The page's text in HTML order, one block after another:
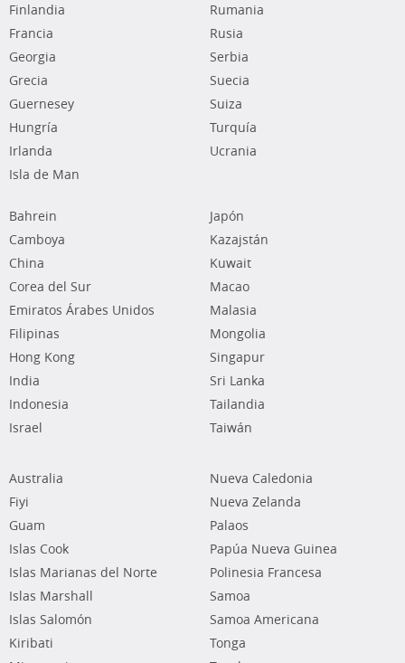
Finlandia
Francia
Georgia
Grecia
Guernesey
Hungría
Irlanda
Isla de Man
Rumania
Rusia
Serbia
Suecia
Suiza
Turquía
Ucrania
Bahrein
Camboya
China
Corea del Sur
Emiratos Árabes Unidos
Filipinas
Hong Kong
India
Indonesia
Israel
Japón
Kazajstán
Kuwait
Macao
Malasia
Mongolia
Singapur
Sri Lanka
Tailandia
Taiwán
Australia
Fiyi
Guam
Islas Cook
Islas Marianas del Norte
Islas Marshall
Islas Salomón
Kiribati
Nueva Caledonia
Nueva Zelanda
Palaos
Papúa Nueva Guinea
Polinesia Francesa
Samoa
Samoa Americana
Tonga